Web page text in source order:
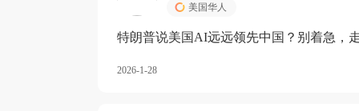
美国华人
特朗普说美国AI远远领先中国？别着急，
2026-1-28